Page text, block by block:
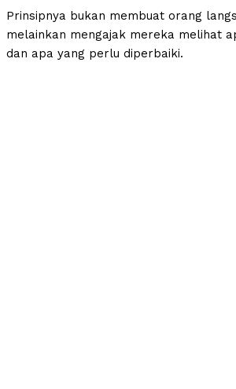
Prinsipnya bukan membuat orang
melainkan mengajak mereka melihat
dan apa yang perlu diperbaiki.